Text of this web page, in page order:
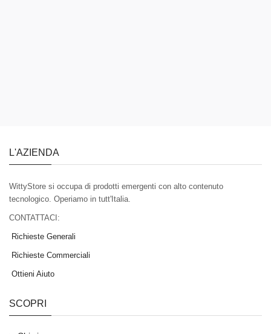
L'AZIENDA
WittyStore si occupa di prodotti emergenti con alto contenuto
tecnologico. Operiamo in tutt'Italia.
CONTATTACI:
Richieste Generali
Richieste Commerciali
Ottieni Aiuto
SCOPRI